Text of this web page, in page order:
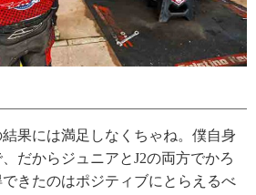
果には満足しなくちゃね。僕自身
だからジュニアとJ2の両方でかろ
きたのはポジティブにとらえるべ